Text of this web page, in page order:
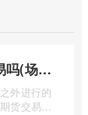
场外期权个人可以参与交易吗(场外个股期权怎样交易)
外进行的
货交易所